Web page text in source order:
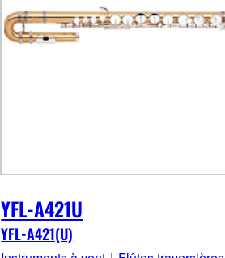
YFL-A421U
YFL-A421(U)